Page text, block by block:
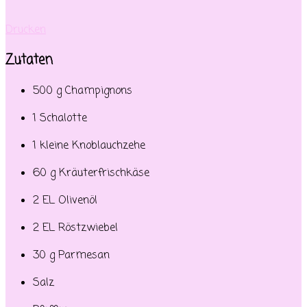
Drucken
Zutaten
500 g Champignons
1 Schalotte
1 kleine Knoblauchzehe
60 g Kräuterfrischkäse
2 EL Olivenöl
2 EL Röstzwiebel
30 g Parmesan
Salz